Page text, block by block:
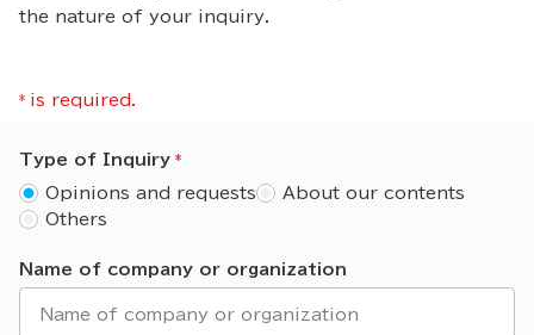
the nature of your inquiry.
* is required.
Type of Inquiry
Opinions and requests
About our contents
Others
Name of company or organization